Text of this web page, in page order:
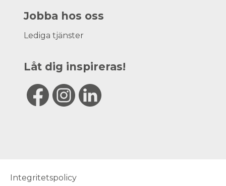
Jobba hos oss
Lediga tjänster
Låt dig inspireras!
Integritetspolicy